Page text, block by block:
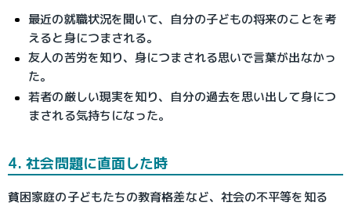
最近の就職状況を聞いて、自分の子どもの将来のことを考
えると身につまされる。
友人の苦労を知り、身につまされる思いで言葉が出なかっ
た。
若者の厳しい現実を知り、自分の過去を思い出して身につ
まされる気持ちになった。
4. 社会問題に直面した時
貧困家庭の子どもたちの教育格差など、社会の不平等を知る